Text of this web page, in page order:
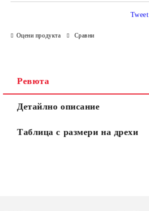
Оцени продукта Сравни
Tweet
Ревюта
Детайлно описание
Таблица с размери на дрехи